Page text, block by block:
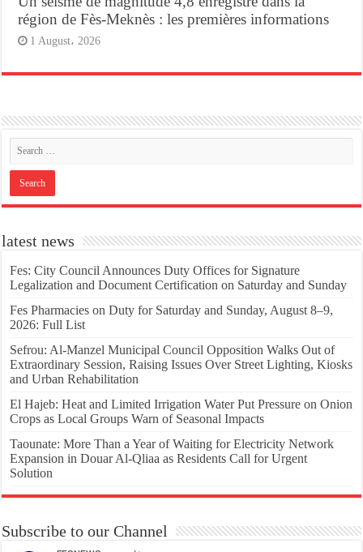
région de Fès-Meknès : les premières informations
1 August، 2026
latest news
Fes: City Council Announces Duty Offices for Signature
Legalization and Document Certification on Saturday and Sunday
Fes Pharmacies on Duty for Saturday and Sunday, August 8–9,
2026: Full List
Sefrou: Al-Manzel Municipal Council Opposition Walks Out of
Extraordinary Session, Raising Issues Over Street Lighting, Kiosks
and Urban Rehabilitation
El Hajeb: Heat and Limited Irrigation Water Put Pressure on Onion
Crops as Local Groups Warn of Seasonal Impacts
Taounate: More Than a Year of Waiting for Electricity Network
Expansion in Douar Al-Qliaa as Residents Call for Urgent
Solution
Subscribe to our Channel